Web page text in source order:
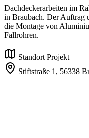
Dachdeckerarbeiten im
in Braubach. Der Auftrag
die Montage von
Fallrohren.
Standort Projekt
Stiftstraße 1, 56338